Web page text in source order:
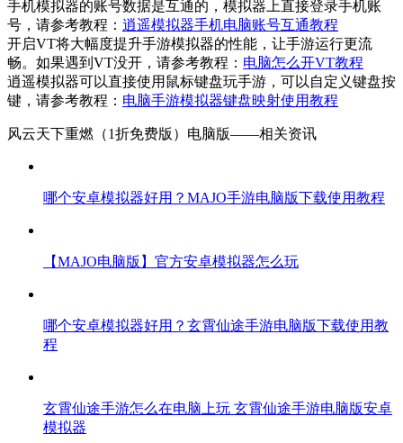
手机模拟器的账号数据是互通的，模拟器上直接登录手机账
号，请参考教程： 逍遥模拟器手机电脑账号互通教程
开启VT将大幅度提升手游模拟器的性能，让手游运行更流
畅。如果遇到VT没开，请参考教程： 电脑怎么开VT教程
逍遥模拟器可以直接使用鼠标键盘玩手游，可以自定义键盘按
键，请参考教程： 电脑手游模拟器键盘映射使用教程
风云天下重燃（1折免费版）电脑版——相关资讯
哪个安卓模拟器好用？MAJO手游电脑版下载使用教程
【MAJO电脑版】官方安卓模拟器怎么玩
哪个安卓模拟器好用？玄霄仙途手游电脑版下载使用教
程
玄霄仙途手游怎么在电脑上玩 玄霄仙途手游电脑版安卓
模拟器